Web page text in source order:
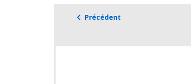
Précédent